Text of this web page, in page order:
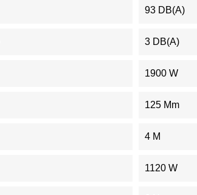
93 DB(A)
3 DB(A)
1900 W
125 Mm
4 M
1120 W